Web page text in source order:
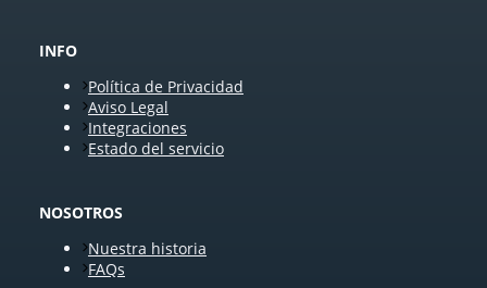
INFO
Política de Privacidad
Aviso Legal
Integraciones
Estado del servicio
NOSOTROS
Nuestra historia
FAQs